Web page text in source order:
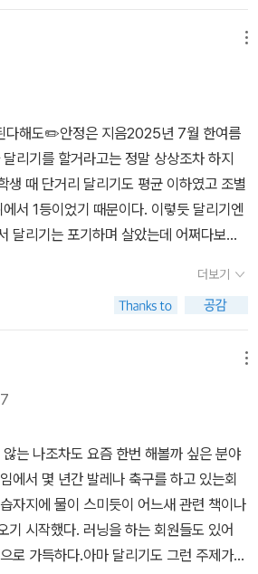
뒤처지는 선택이
듬을 내가 다시 잡아오는 선택이다. 세상이
때, 나는 조용히 내 속도로 걸음을 맞춘
방식일 뿐이다._p114 _언젠가 달
늘의 나는 달릴 수 있다.그러니까 오늘, 딱
한 발만.그 한 발이당신을 살릴지도 모르니까._p217
거창한 해결책을 찾곤 하죠. 하지만 저자
그 작은 행동 하나가 일상의 결을 정돈하고,
다고 말해요.‘달리기가 우리를 완성시키
있게 만드는 동력이다!’이 문장이 참 가슴에
해서가 아니라, 단지 ‘나를 놓지 않기 위해’
나 솔직하고 든든하게 느껴졌거든요. 비
기는 채우는 과정이 아니라 비우는 연습
하게 만드는 불안을 줄이고, 남보다 앞서
내고, 길을 잃은 순간에 비로소 내 몸의 감
는 일...저자는 달리기를 통해 얻은 이런 삶
따뜻한 문체로 풀어내요.덕분에 읽는 내내
는 기분이었어요. 언젠가 멈추게
아니라, ‘어떤 순간에도 나는 나를 포기하
럼 들려요.달릴 수 있을 때는 설렘으로 나
상실감을 견디며 다시 한 걸음을 준비하는
‘다시 시작할 수 있는 용기’를 건네줘요.
오르고 다리가 무거워질 때, 이 책은 곁에
페이스메이커’가 되어줄 거예요.지금 당장
내일을 위해 운동화 끈을 매만지는 마음
하루도 건강하게 흐르길 응원해요. 😍
다해도✏️안정은 지음2025년 7월 한여름
리기를 할거라고는 정말 상상조차 하지
생 때 단거리 달리기도 평균 이하였고 조별
서 1등이었기 때문이다. 이렇듯 달리기엔
달리기는 포기하며 살았는데 어쩌다보니
라톤 몇번 출전했더니 지금은 5km는 살짝
힘들지만 끝나고 땀 쫙 내서 샤워할 때가
너스하이가 여기서 오나보다👍《언젠가
는 책 제목부터 끌렸던 이 책. 당장 택배가
책은 단순한 달리기 예찬론을 넘어, 인생
비하는 단단한 마음을 가지도록 해준다.‘러
음 달리기를 시작했을 때는 지옥 같은 고
서도‘그 고통이 싫지 않았다’는 고백이 정
거나 새로운 시작이 두려운 사람들이 책을
있을것 같아요.📍출판사에서 도서를 제
.#애플북스출판사 #비전비엔피 #서평 #
젠가달릴수없게된다해도
더보기
는 나조차도 요즘 한번 해볼까 싶은 분야
에서 몇 년간 발레나 축구를 하고 있는회
자지에 물이 스미듯이 어느새 관련 책이나
을 하는 회원들도 있어
로 가득하다.아마 달리기도 그런 주제가